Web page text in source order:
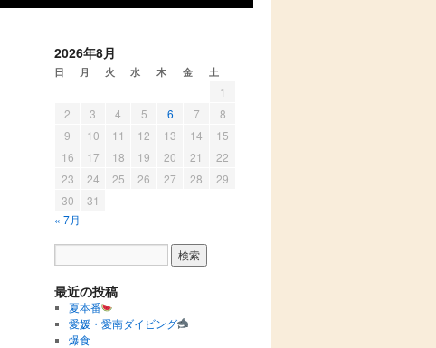
2026年8月
日 月 火 水 木 金 土
1
2
3 4 5 6 7
8
9
10 11 12 13 14
15
16
17 18 19 20 21
22
23
24 25 26 27 28
29
30
31
« 7月
最近の投稿
夏本番
愛媛・愛南ダイビング
爆食